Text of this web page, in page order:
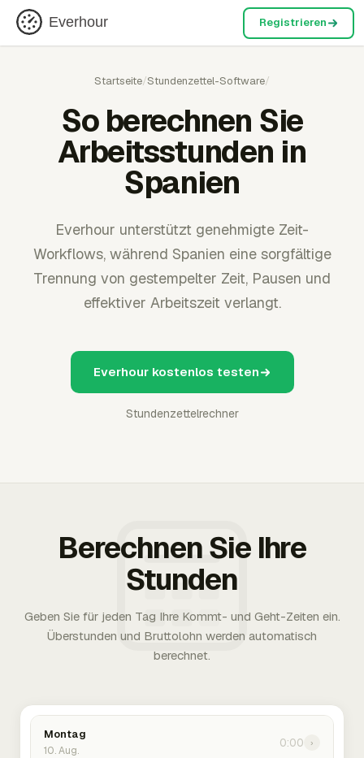
Everhour Registrieren
Startseite/Stundenzettel-Software/
So berechnen Sie
Arbeitsstunden in
Spanien
Everhour unterstützt genehmigte Zeit-
Workflows, während Spanien eine sorgfältige
Trennung von gestempelter Zeit, Pausen und
effektiver Arbeitszeit verlangt.
Everhour kostenlos testen
Stundenzettelrechner
Berechnen Sie Ihre
Stunden
Geben Sie für jeden Tag Ihre Kommt- und Geht-Zeiten ein.
Überstunden und Bruttolohn werden automatisch
berechnet.
Montag
10. Aug.
0:00 ›